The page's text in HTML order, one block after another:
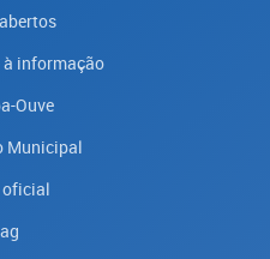
à informação
Ouve
Municipal
oficial